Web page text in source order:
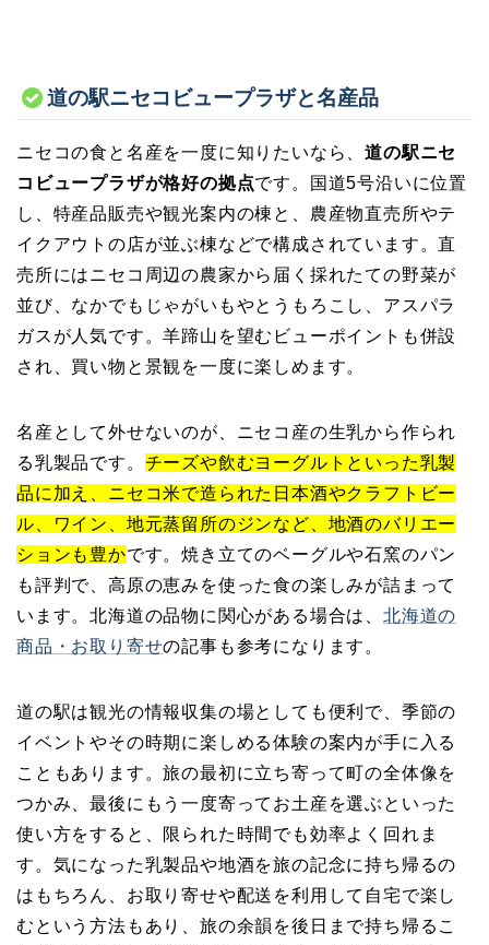
道の駅ニセコビュープラザと名産品
ニセコの食と名産を一度に知りたいなら、道の駅ニセ
コビュープラザが格好の拠点です。国道5号沿いに位置
し、特産品販売や観光案内の棟と、農産物直売所やテ
イクアウトの店が並ぶ棟などで構成されています。直
売所にはニセコ周辺の農家から届く採れたての野菜が
並び、なかでもじゃがいもやとうもろこし、アスパラ
ガスが人気です。羊蹄山を望むビューポイントも併設
され、買い物と景観を一度に楽しめます。
名産として外せないのが、ニセコ産の生乳から作られ
る乳製品です。 チーズや飲むヨーグルトといった乳製
品に加え、ニセコ米で造られた日本酒やクラフトビー
ル、ワイン、地元蒸留所のジンなど、地酒のバリエー
ションも豊かです。焼き立てのベーグルや石窯のパン
も評判で、高原の恵みを使った食の楽しみが詰まって
います。北海道の品物に関心がある場合は、 北海道の
商品・お取り寄せの記事も参考になります。
道の駅は観光の情報収集の場としても便利で、季節の
イベントやその時期に楽しめる体験の案内が手に入る
こともあります。旅の最初に立ち寄って町の全体像を
つかみ、最後にもう一度寄ってお土産を選ぶといった
使い方をすると、限られた時間でも効率よく回れま
す。気になった乳製品や地酒を旅の記念に持ち帰るの
はもちろん、お取り寄せや配送を利用して自宅で楽し
むという方法もあり、旅の余韻を後日まで持ち帰るこ